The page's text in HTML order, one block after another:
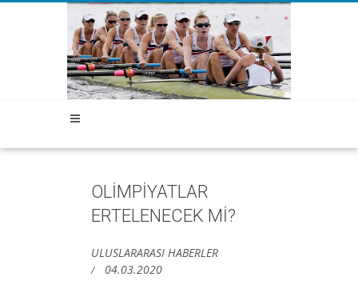
OLİMPİYATLAR
ERTELENECEK Mİ?
ULUSLARARASI HABERLER
04.03.2020